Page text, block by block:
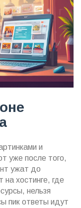
и
уже после того,
ужат до
хостинге, где
нельзя
пик ответы идут